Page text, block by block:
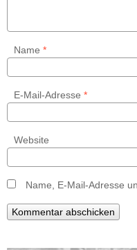
Name *
E-Mail-Adresse *
Website
Name, E-Mail-Adresse